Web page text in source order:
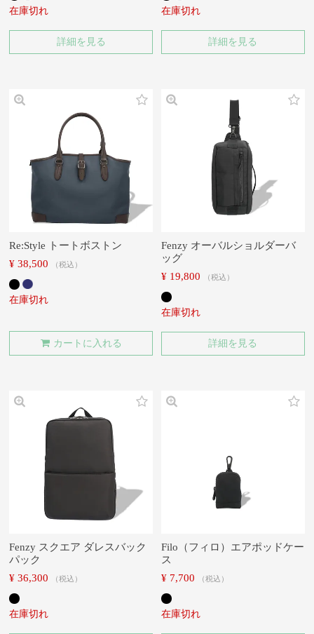
在庫切れ
詳細を見る
在庫切れ
詳細を見る
Re:Style トートボストン
¥ 38,500 税込
在庫切れ
カートに入れる
Fenzy オーバルショルダーバ
ッグ
¥ 19,800 税込
在庫切れ
詳細を見る
Fenzy スクエア ダレスバック
パック
¥ 36,300 税込
在庫切れ
Filo（フィロ）エアポッドケー
ス
¥ 7,700 税込
在庫切れ